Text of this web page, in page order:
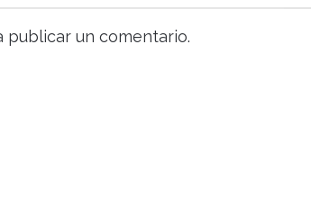
publicar un comentario.